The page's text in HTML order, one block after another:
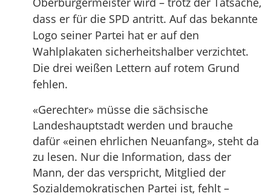
dass er für die SPD antritt. Auf das bekannte
Logo seiner Partei hat er auf den
Wahlplakaten sicherheitshalber verzichtet.
Die drei weißen Lettern auf rotem Grund
fehlen.
«Gerechter» müsse die sächsische
Landeshauptstadt werden und brauche
dafür «einen ehrlichen Neuanfang», steht da
zu lesen. Nur die Information, dass der
Mann, der das verspricht, Mitglied der
Sozialdemokratischen Partei ist, fehlt –